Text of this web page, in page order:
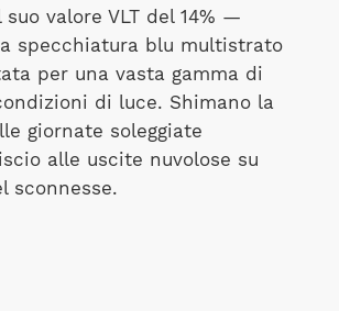
suo valore VLT del 14% —
specchiatura blu multistrato
per una vasta gamma di
di luce. Shimano la
giornate soleggiate
alle uscite nuvolose su
sconnesse.